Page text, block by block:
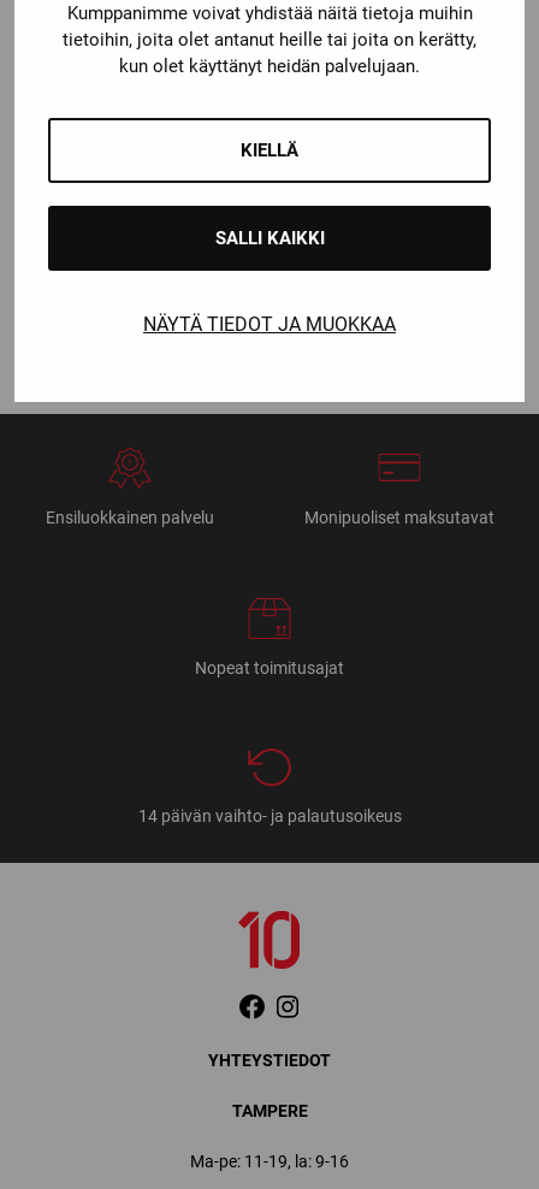
Kumppanimme voivat yhdistää näitä tietoja muihin
tietoihin, joita olet antanut heille tai joita on kerätty,
kun olet käyttänyt heidän palvelujaan.
KIELLÄ
SALLI KAIKKI
NÄYTÄ TIEDOT JA MUOKKAA
through
49,90 €
CCM FV1 KOKO VISIIRI
69,90€
Ensiluokkainen palvelu Monipuoliset maksutavat
Nopeat toimitusajat
14 päivän vaihto- ja palautusoikeus
YHTEYSTIEDOT
TAMPERE
Ma-pe: 11-19, la: 9-16